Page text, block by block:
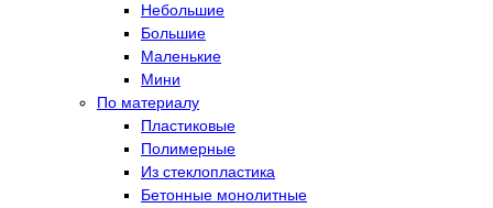
Небольшие
Большие
Маленькие
Мини
По материалу
Пластиковые
Полимерные
Из стеклопластика
Бетонные монолитные